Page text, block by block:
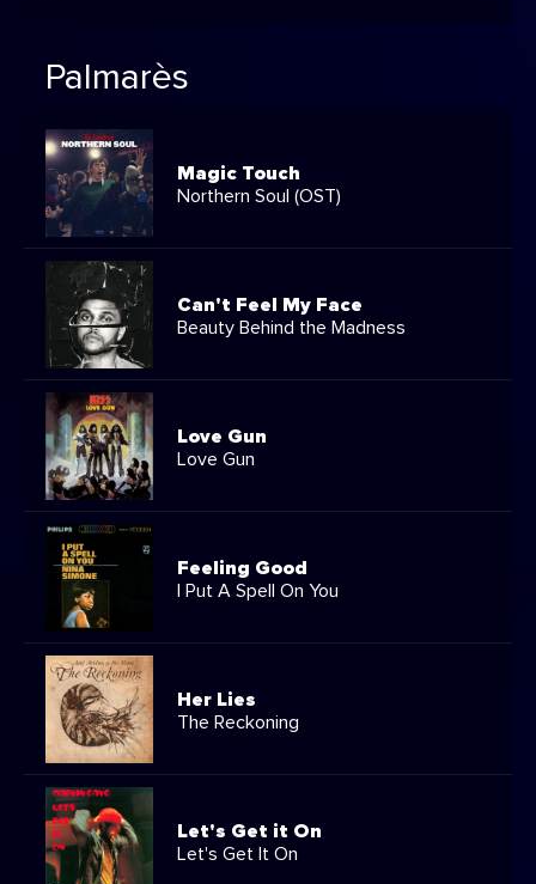
Palmarès
Magic Touch
Northern Soul (OST)
Can't Feel My Face
Beauty Behind the Madness
Love Gun
Love Gun
Feeling Good
I Put A Spell On You
Her Lies
The Reckoning
Let's Get it On
Let's Get It On